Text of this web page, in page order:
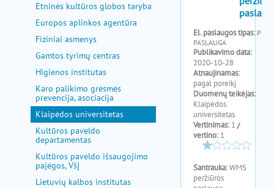
Etninės kultūros globos taryba
Europos aplinkos agentūra
Fiziniai asmenys
Gamtos tyrimų centras
Higienos institutas
Karo palikimo grėsmės
prevencija, asociacija
Klaipėdos universitetas
Kultūros paveldo
departamentas
Kultūros paveldo išsaugojimo
pajėgos, VšĮ
Lietuvių kalbos institutas